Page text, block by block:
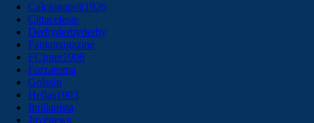
Calcionapoli1926
Cittaceleste
Derbyderbyderby
Fantamagazine
FCInter1908
Forzaroma
Golssip
Hellas1903
Ilmilanista
Juvenews